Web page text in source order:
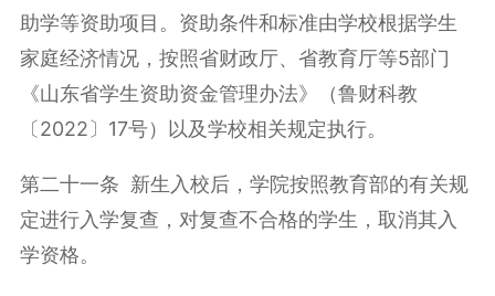
助学等资助项目。资助条件和标准由学校根据学生
家庭经济情况，按照省财政厅、省教育厅等5部门
《山东省学生资助资金管理办法》（鲁财科教
〔2022〕17号）以及学校相关规定执行。
第二十一条 新生入校后，学院按照教育部的有关规
定进行入学复查，对复查不合格的学生，取消其入
学资格。